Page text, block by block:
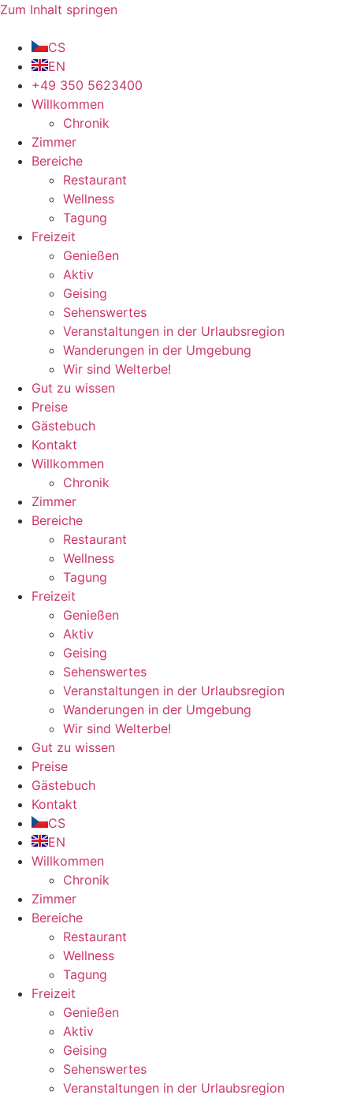
Zum Inhalt springen
CS
EN
+49 350 5623400
Willkommen
Chronik
Zimmer
Bereiche
Restaurant
Wellness
Tagung
Freizeit
Genießen
Aktiv
Geising
Sehenswertes
Veranstaltungen in der Urlaubsregion
Wanderungen in der Umgebung
Wir sind Welterbe!
Gut zu wissen
Preise
Gästebuch
Kontakt
Willkommen
Chronik
Zimmer
Bereiche
Restaurant
Wellness
Tagung
Freizeit
Genießen
Aktiv
Geising
Sehenswertes
Veranstaltungen in der Urlaubsregion
Wanderungen in der Umgebung
Wir sind Welterbe!
Gut zu wissen
Preise
Gästebuch
Kontakt
CS
EN
Willkommen
Chronik
Zimmer
Bereiche
Restaurant
Wellness
Tagung
Freizeit
Genießen
Aktiv
Geising
Sehenswertes
Veranstaltungen in der Urlaubsregion